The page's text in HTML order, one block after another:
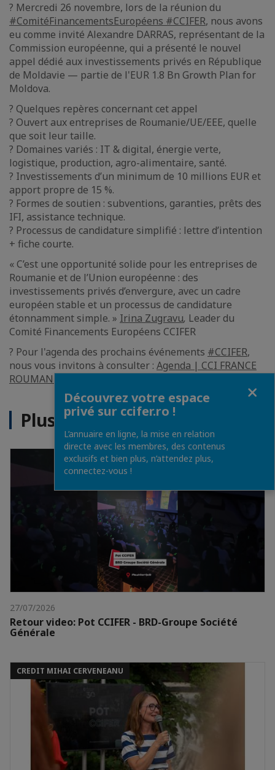
? Mercredi 26 novembre, lors de la réunion du
#ComitéFinancementsEuropéens #CCIFER, nous avons
eu comme invité Alexandre DARRAS, représentant de la
Commission européenne, qui a présenté le nouvel
appel dédié aux investissements privés en République
de Moldavie — partie de l'EUR 1.8 Bn Growth Plan for
Moldova.
? Quelques repères concernant cet appel
? Ouvert aux entreprises de Roumanie/UE/EEE, quelle
que soit leur taille.
? Domaines variés : IT & digital, énergie verte,
logistique, production, agro-alimentaire, santé.
? Investissements d’un minimum de 10 millions EUR et
apport propre de 15 %.
? Formes de soutien : subventions, garanties, prêts des
IFI, assistance technique.
? Processus de candidature simplifié : lettre d’intention
+ fiche courte.
« C’est une opportunité solide pour les entreprises de
Roumanie et de l’Union européenne : des
investissements privés d’envergure, avec un cadre
européen stable et un processus de candidature
étonnamment simple. » Irina Zugravu, Leader du
Comité Financements Européens CCIFER
? Pour l'agenda des prochains événements #CCIFER,
nous vous invitons à consulter : Agenda | CCI FRANCE
ROUMANIE (ccifer.ro)
Plus d'actualités
27/07/2026
Retour video: Pot CCIFER - BRD-Groupe Société
Générale
CREDIT MIHAI CERVENEANU
Découvrez votre espace
privé sur ccifer.ro !
L’annuaire en ligne, la mise en relation
directe avec les membres, des contenus
exclusifs et bien plus, n’attendez plus,
connectez-vous !